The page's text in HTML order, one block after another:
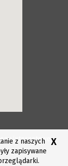
internetowe
z naszych
zapisywane
X